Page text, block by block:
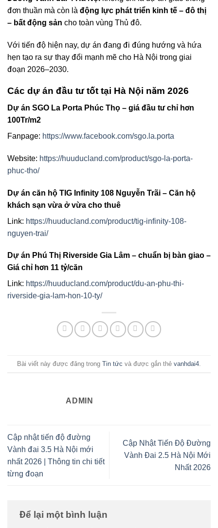
đơn thuần mà còn là động lực phát triển kinh tế – đô thị
– bất động sản cho toàn vùng Thủ đô.
Với tiến độ hiện nay, dự án đang đi đúng hướng và hứa
hẹn tạo ra sự thay đổi mạnh mẽ cho Hà Nội trong giai
đoạn 2026–2030.
Các dự án đầu tư tốt tại Hà Nội năm 2026
Dự án SGO La Porta Phúc Thọ – giá đầu tư chỉ hơn
100Tr/m2
Fanpage: https://www.facebook.com/sgo.la.porta
Website: https://huuducland.com/product/sgo-la-porta-
phuc-tho/
Dự án căn hộ TIG Infinity 108 Nguyễn Trãi – Căn hộ
khách sạn vừa ở vừa cho thuê
Link: https://huuducland.com/product/tig-infinity-108-
nguyen-trai/
Dự án Phú Thị Riverside Gia Lâm – chuẩn bị bàn giao –
Giá chỉ hơn 11 tỷ/căn
Link: https://huuducland.com/product/du-an-phu-thi-
riverside-gia-lam-hon-10-ty/
Bài viết này được đăng trong Tin tức và được gắn thẻ vanhdai4
ADMIN
Cập nhật tiến độ đường
Vành đai 3.5 Hà Nội mới
nhất 2026 | Thông tin chi tiết
từng đoạn
Cập Nhật Tiến Độ Đường
Vành Đai 2.5 Hà Nội Mới
Nhất 2026
Để lại một bình luận